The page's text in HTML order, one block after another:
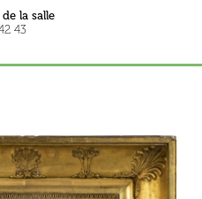
la salle
43